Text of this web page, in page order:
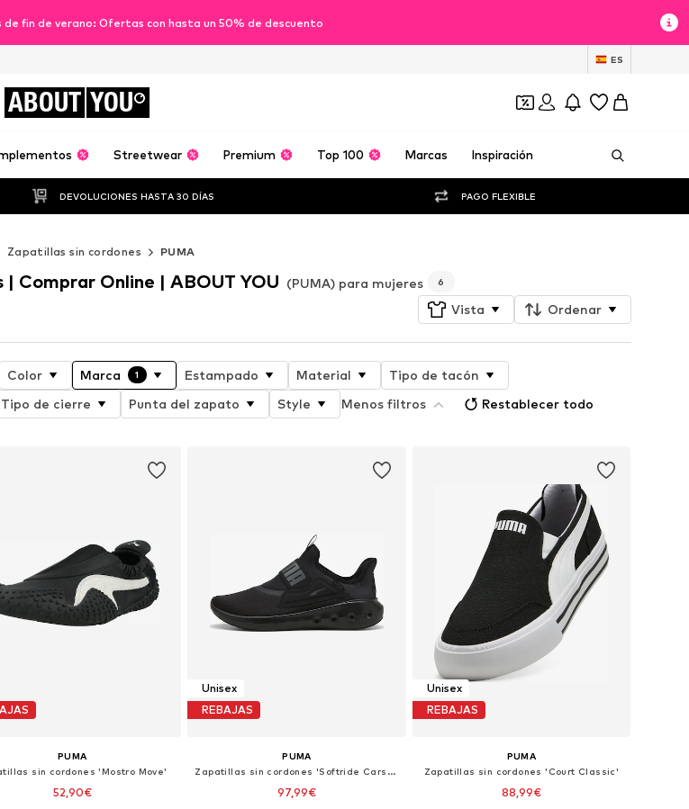
de fin de verano: Ofertas con hasta un 50% de descuento
ES
ABOUT YOU
Streetwear Premium Top 100 Marcas Inspiración
DEVOLUCIONES HASTA 30 DÍAS PAGO FLEXIBLE
Zapatillas sin cordones PUMA
Comprar Online | ABOUT YOU (PUMA) para mujeres 6
Vista Ordenar
Color Marca 1 Estampado Material
Tipo de tacón
Tipo de cierre Punta del zapato Style Menos filtros Restablecer todo
PUMA
sin cordones 'Mostro Move'
52,90€
Unisex
REBAJAS
PUMA
Zapatillas sin cordones 'Softride Carson Sliptech II'
97,99€
Unisex
REBAJAS
PUMA
Zapatillas sin cordones 'Court Classic'
88,99€